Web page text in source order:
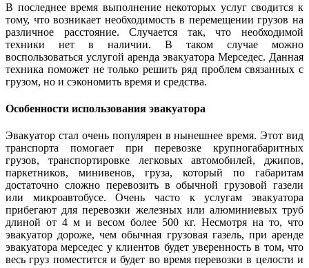
В последнее время выполнение некоторых услуг сводится к
тому, что возникает необходимость в перемещении грузов на
различное расстояние. Случается так, что необходимой
техники нет в наличии. В таком случае можно
воспользоваться услугой аренда эвакуатора Мерседес. Данная
техника поможет не только решить ряд проблем связанных с
грузом, но и сэкономить время и средства.
Особенности использования эвакуатора
Эвакуатор стал очень популярен в нынешнее время. Этот вид
транспорта помогает при перевозке крупногабаритных
грузов, транспортировке легковых автомобилей, джипов,
паркетников, минивенов, груза, который по габаритам
достаточно сложно перевозить в обычной грузовой газели
или микроавтобусе. Очень часто к услугам эвакуатора
прибегают для перевозки железных или алюминиевых труб
длиной от 4 м и весом более 500 кг. Несмотря на то, что
эвакуатор дороже, чем обычная грузовая газель, при аренде
эвакуатора мерседес у клиентов будет уверенность в том, что
весь груз поместится и будет во время перевозки в целости и